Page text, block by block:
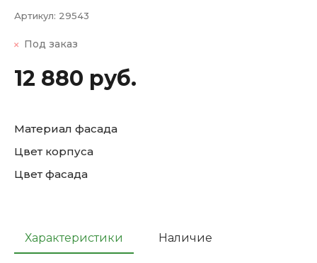
Артикул: 29543
Под заказ
12 880 руб.
Материал фасада
Цвет корпуса
Цвет фасада
Характеристики Наличие